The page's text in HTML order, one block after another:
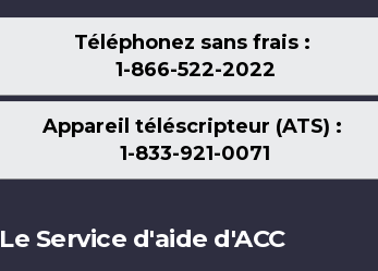
Téléphonez sans frais :
1-866-522-2022
Appareil téléscripteur (ATS) :
1-833-921-0071
Le Service d'aide d'ACC